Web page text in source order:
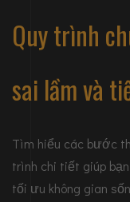
Quy trình
sai lầm và
Tìm hiểu các bước
trình chi tiết giúp
tối ưu không gian